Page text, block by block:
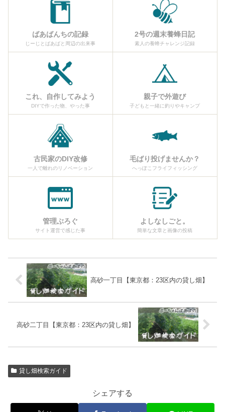
ばあばんちの記録
じーじとばあばと周辺の出来事
2号の週末養蜂日記
素人の養蜂チャレンジ記録
これ、自作してみよう
DIYで作った物、やった事
親子で外遊び
子どもと一緒に釣りやキャンプ
古民家のDIY改修
一人で離れのリノベーション
毛ばり投げませんか？
へっぽこフライフィッシング
管理ぶろぐ
サイト運営で感じた事
よしなしごと。
簡単な文章と画像の投稿
高砂一丁目【東京都：23区内の貸し畑】
高砂二丁目【東京都：23区内の貸し畑】
貸し畑検索ガイド
シェアする